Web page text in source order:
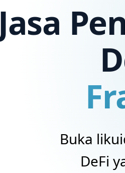
Jasa
Buka
DeFi